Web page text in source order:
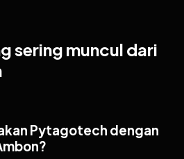
sering muncul dari
Pytagotech dengan